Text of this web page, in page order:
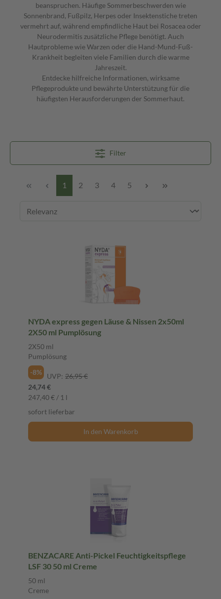
beanspruchen. Häufige Sommerbeschwerden wie
Sonnenbrand, Fußpilz, Herpes oder Insektenstiche treten
vermehrt auf, während empfindliche Haut bei Rosacea oder
Neurodermitis zusätzliche Pflege benötigt. Auch
Hautprobleme wie Warzen oder die Hand-Mund-Fuß-
Krankheit begleiten viele Familien durch die warme
Jahreszeit.
Entdecke hilfreiche Informationen, wirksame
Pflegeprodukte und bewährte Unterstützung für die
häufigsten Herausforderungen der Sommerhaut.
Filter
1 2 3 4 5
NYDA express gegen Läuse & Nissen 2x50ml
2X50 ml Pumplösung
2X50 ml
Pumplösung
-8%
UVP: 26,95 €
24,74 €
247,40 € / 1 l
sofort lieferbar
In den Warenkorb
BENZACARE Anti-Pickel Feuchtigkeitspflege
LSF 30 50 ml Creme
50 ml
Creme